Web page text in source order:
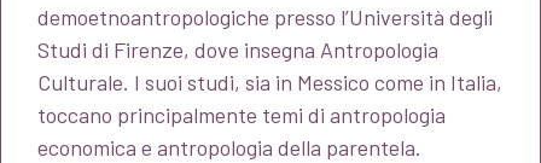
demoetnoantropologiche presso l’Università degli
Studi di Firenze, dove insegna Antropologia
Culturale. I suoi studi, sia in Messico come in Italia,
toccano principalmente temi di antropologia
economica e antropologia della parentela.